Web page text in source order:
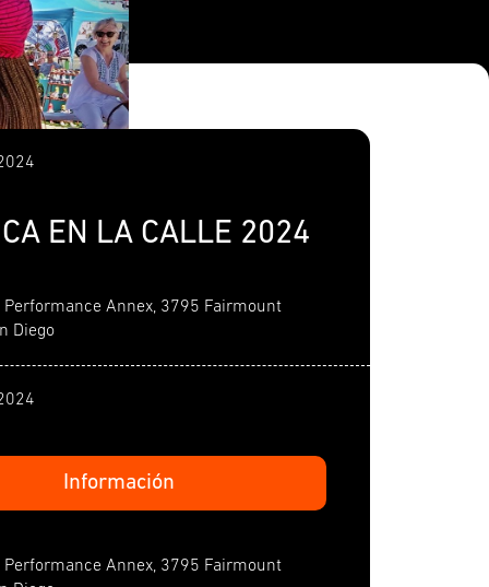
EN LA CALLE 2024
Performance Annex, 3795 Fairmount
Diego
Información
Performance Annex, 3795 Fairmount